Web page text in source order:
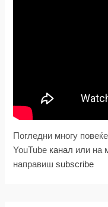
Погледни многу
YouTube канал или на
направишsubscribe